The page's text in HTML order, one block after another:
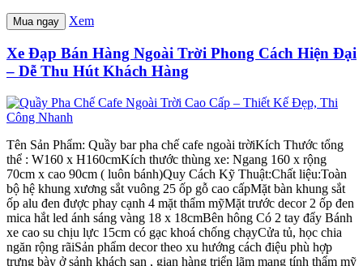
Mua ngay Xem
Xe Đạp Bán Hàng Ngoài Trời Phong Cách Hiện Đại
– Dễ Thu Hút Khách Hàng
Tên Sản Phẩm: Quầy bar pha chế cafe ngoài trờiKích Thước tổng
thể : W160 x H160cmKích thước thùng xe: Ngang 160 x rộng
70cm x cao 90cm ( luôn bánh)Quy Cách Kỹ Thuật:Chất liệu:Toàn
bộ hệ khung xương sắt vuông 25 ốp gỗ cao cấpMặt bàn khung sắt
ốp alu đen được phay cạnh 4 mặt thẩm mỹMặt trước decor 2 ốp đen
mica hắt led ánh sáng vàng 18 x 18cmBên hông Có 2 tay đẩy Bánh
xe cao su chịu lực 15cm có gạc khoá chống chạyCửa tủ, học chia
ngăn rộng rãiSản phẩm decor theo xu hướng cách điệu phù hợp
trưng bày ở sảnh khách sạn , gian hàng triển lãm mang tính thẩm mỹ